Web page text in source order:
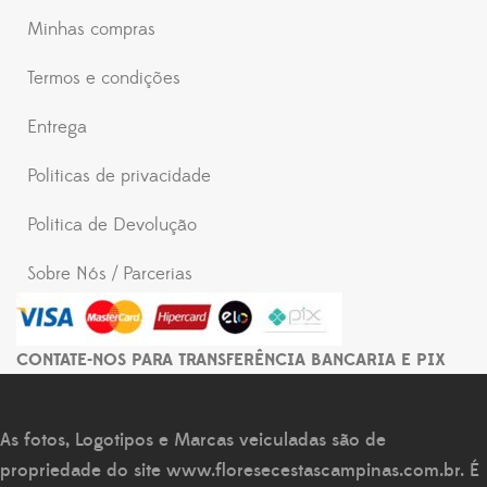
Minhas compras
Termos e condições
Entrega
Politicas de privacidade
Politica de Devolução
Sobre Nós / Parcerias
CONTATE-NOS PARA TRANSFERÊNCIA BANCARIA E PIX
As fotos, Logotipos e Marcas veiculadas são de
propriedade do site www.floresecestascampinas.com.br. É